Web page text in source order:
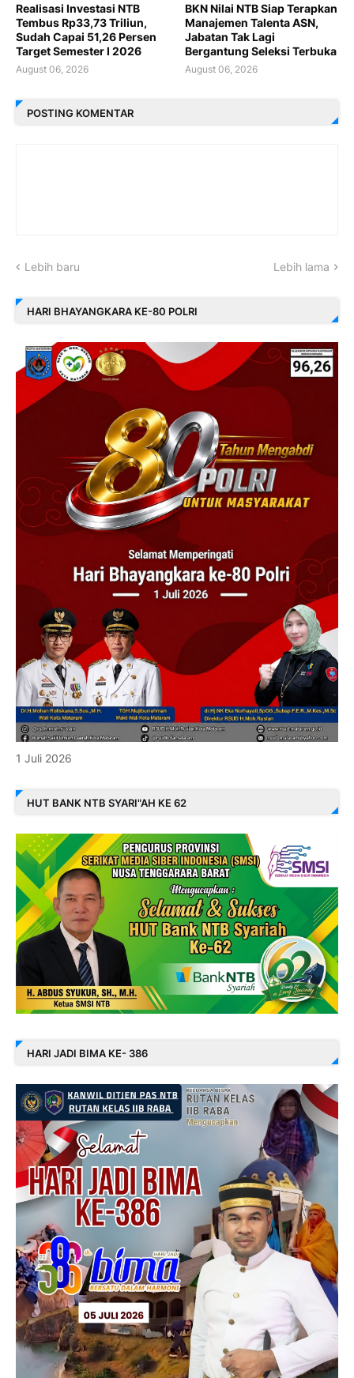
Realisasi Investasi NTB
Tembus Rp33,73 Triliun,
Sudah Capai 51,26 Persen
Target Semester I 2026
August 06, 2026
BKN Nilai NTB Siap Terapkan
Manajemen Talenta ASN,
Jabatan Tak Lagi
Bergantung Seleksi Terbuka
August 06, 2026
POSTING KOMENTAR
Lebih baru Lebih lama
HARI BHAYANGKARA KE-80 POLRI
1 Juli 2026
HUT BANK NTB SYARI"AH KE 62
HARI JADI BIMA KE- 386